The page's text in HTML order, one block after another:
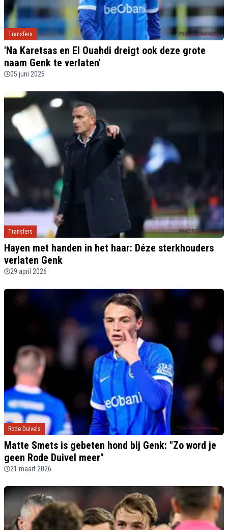
Transfers
'Na Karetsas en El Ouahdi dreigt ook deze grote
naam Genk te verlaten'
05 juni 2026
Transfers
Hayen met handen in het haar: Déze sterkhouders
verlaten Genk
29 april 2026
Rode Duivels
Matte Smets is gebeten hond bij Genk: "Zo word je
geen Rode Duivel meer"
21 maart 2026